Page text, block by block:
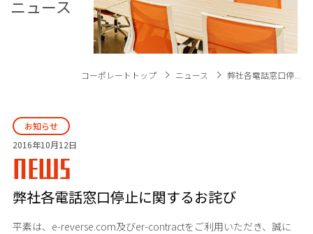
ニュース
コーポレートトップ ニュース 弊社各電話窓口停...
お知らせ
2016年10月12日
NEWS
弊社各電話窓口停止に関するお詫び
平素は、e-reverse.com及びer-contractをご利用いただき、誠に